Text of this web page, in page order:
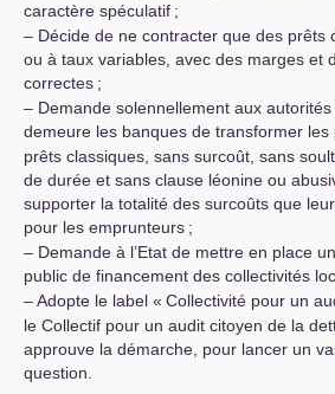
caractère spéculatif ;
– Décide de ne contracter que des prêts
ou à taux variables, avec des marges et
correctes ;
– Demande solennellement aux autorités
demeure les banques de transformer les
prêts classiques, sans surcoût, sans
de durée et sans clause léonine ou
supporter la totalité des surcoûts que
pour les emprunteurs ;
– Demande à l’Etat de mettre en place
public de financement des collectivités
– Adopte le label « Collectivité pour un
le Collectif pour un audit citoyen de la
approuve la démarche, pour lancer un
question.